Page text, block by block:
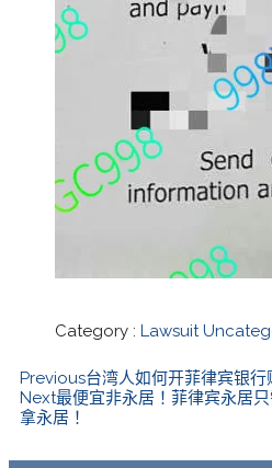
Category : Lawsuit
Previous台湾人如何开菲律宾银行
Next最便宜非永居！菲律宾永居
拿永居！